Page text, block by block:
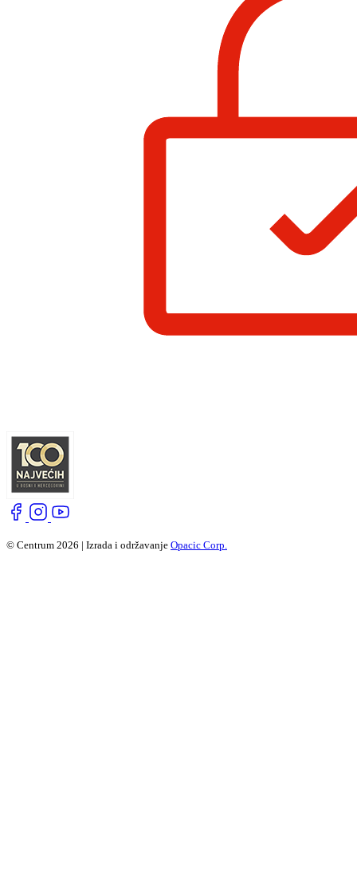
© Centrum 2026 | Izrada i održavanje Opacic Corp.